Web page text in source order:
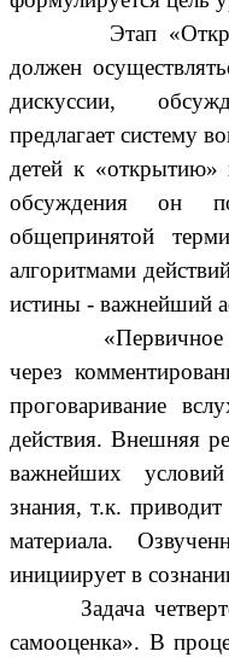
Этап
должен
дискуссии,
предлагает систему
детей к «открытию»
обсуждения он
общепринятой
алгоритмами
истины - важнейший
«Первичное
через
проговаривание
действия. Внешняя
важнейших
знания, т.к.
материала.
инициирует в
Задача
самооценка». В